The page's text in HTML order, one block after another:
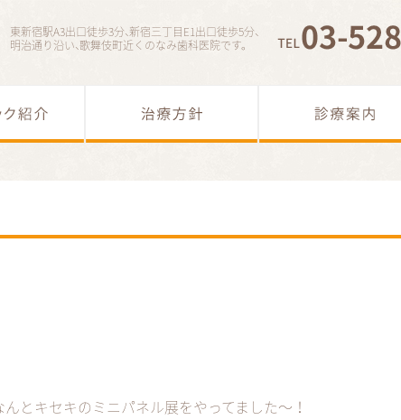
東新宿駅A3出口徒歩3分、新宿三丁目E1出口徒歩5分、
明治通り沿い、歌舞伎町近くのなみ歯科医院です。
とキセキのミニパネル展をやってました〜！